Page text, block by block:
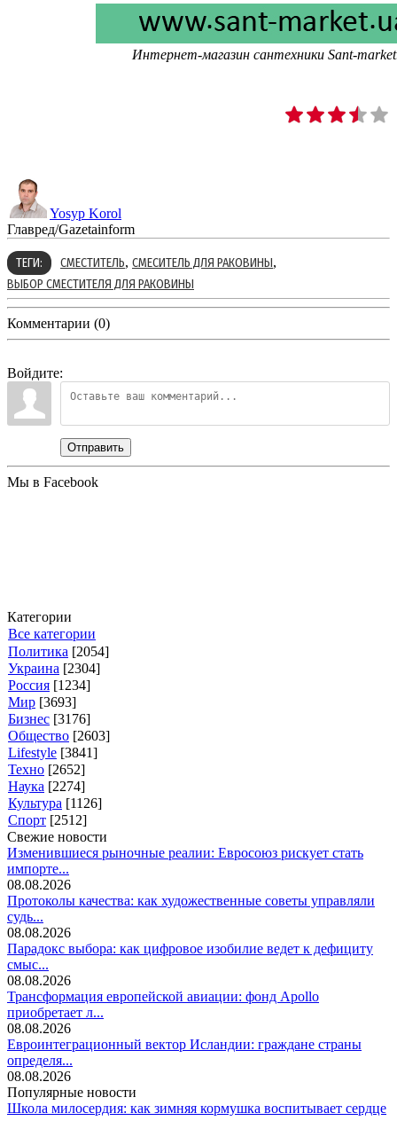
Интернет-магазин сантехники Sant-
Yosyp Korol
Главред/Gazetainform
ТЕГИ: СМЕСТИТЕЛЬ, СМЕСИТЕЛЬ ДЛЯ РАКОВИНЫ,
ВЫБОР СМЕСТИТЕЛЯ ДЛЯ РАКОВИНЫ
Комментарии (0)
Войдите:
Отправить
Мы в Facebook
Категории
Все категории
Политика [2054]
Украина [2304]
Россия [1234]
Мир [3693]
Бизнес [3176]
Общество [2603]
Lifestyle [3841]
Техно [2652]
Наука [2274]
Культура [1126]
Спорт [2512]
Свежие новости
Изменившиеся рыночные реалии: Евросоюз рискует стать
импорте...
08.08.2026
Протоколы качества: как художественные советы управляли
судь...
08.08.2026
Парадокс выбора: как цифровое изобилие ведет к дефициту
смыс...
08.08.2026
Трансформация европейской авиации: фонд Apollo
приобретает л...
08.08.2026
Евроинтеграционный вектор Исландии: граждане страны
определя...
08.08.2026
Популярные новости
Школа милосердия: как зимняя кормушка воспитывает сердце